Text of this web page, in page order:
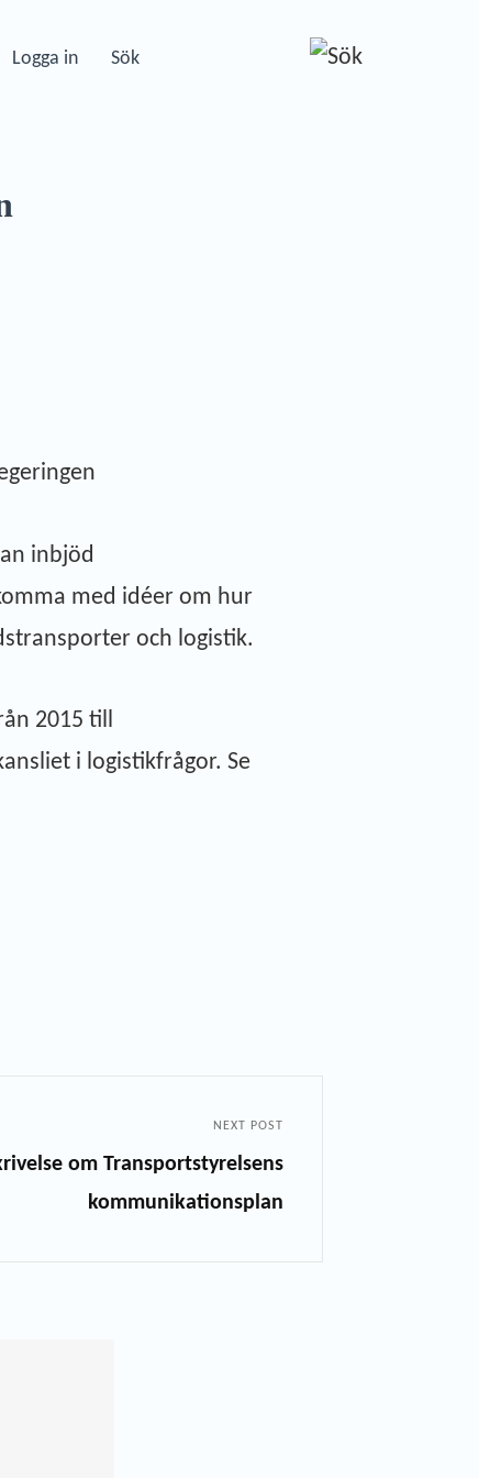
Logga in Sök
inbjöd
med idéer om hur
och logistik.
2015 till
i logistikfrågor. Se
NEXT POST
om Transportstyrelsens
kommunikationsplan